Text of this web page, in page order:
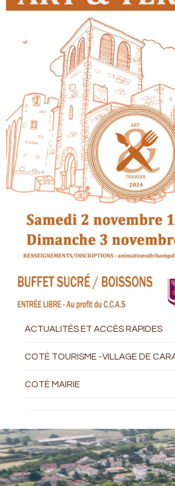
ACTUALITÉS ET ACCÈS RAPIDES
COTÉ TOURISME -VILLAGE DE
COTÉ MAIRIE